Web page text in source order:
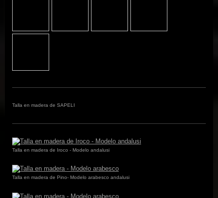
Talla en madera de SAPELI
Talla en madera de Iroco - Modelo andalusi
Talla en madera de Pino- Modelo arabesco andalusi